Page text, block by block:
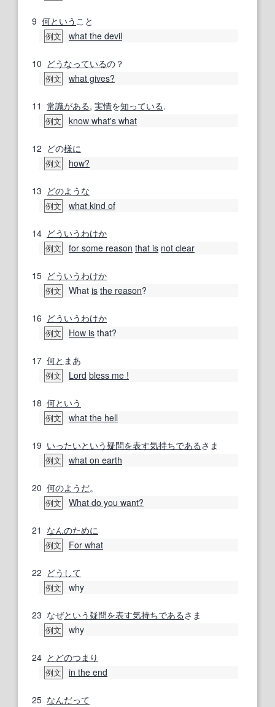
9 何という こと
例文 what the devil
10 どうなっているの？
例文 what gives?
11 常識がある, 実情を知っている.
例文 know what's what
12 どの様に
例文 how?
13 どのような
例文 what kind of
14 どういうわけか
例文 for some reason that is not clear
15 どういうわけか
例文 What is the reason?
16 どういうわけか
例文 How is that?
17 何と まあ
例文 Lord bless me !
18 何という
例文 what the hell
19 いったいという 疑問を表す気持ちであるさま
例文 what on earth
20 何のようだ。
例文 What do you want?
21 なんのために
例文 For what
22 どうして
例文 why
23 なぜという 疑問を表す気持ちであるさま
例文 why
24 とどのつまり
例文 in the end
25 なんだって